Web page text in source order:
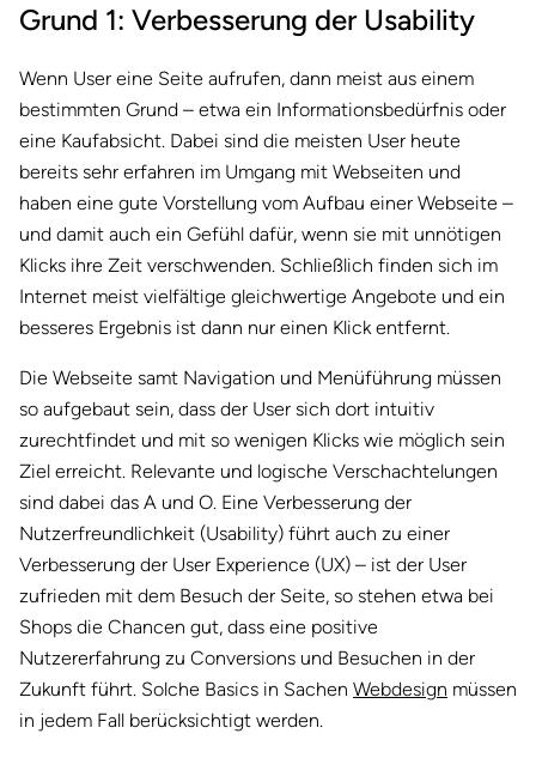
Grund 1: Verbesserung der Usability
Wenn User eine Seite aufrufen, dann meist aus einem
bestimmten Grund – etwa ein Informationsbedürfnis oder
eine Kaufabsicht. Dabei sind die meisten User heute
bereits sehr erfahren im Umgang mit Webseiten und
haben eine gute Vorstellung vom Aufbau einer Webseite –
und damit auch ein Gefühl dafür, wenn sie mit unnötigen
Klicks ihre Zeit verschwenden. Schließlich finden sich im
Internet meist vielfältige gleichwertige Angebote und ein
besseres Ergebnis ist dann nur einen Klick entfernt.
Die Webseite samt Navigation und Menüführung müssen
so aufgebaut sein, dass der User sich dort intuitiv
zurechtfindet und mit so wenigen Klicks wie möglich sein
Ziel erreicht. Relevante und logische Verschachtelungen
sind dabei das A und O. Eine Verbesserung der
Nutzerfreundlichkeit (Usability) führt auch zu einer
Verbesserung der User Experience (UX) – ist der User
zufrieden mit dem Besuch der Seite, so stehen etwa bei
Shops die Chancen gut, dass eine positive
Nutzererfahrung zu Conversions und Besuchen in der
Zukunft führt. Solche Basics in Sachen Webdesign müssen
in jedem Fall berücksichtigt werden.